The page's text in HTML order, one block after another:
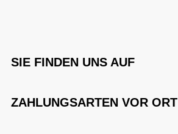
SIE FINDEN UNS AUF
ZAHLUNGSARTEN VOR ORT